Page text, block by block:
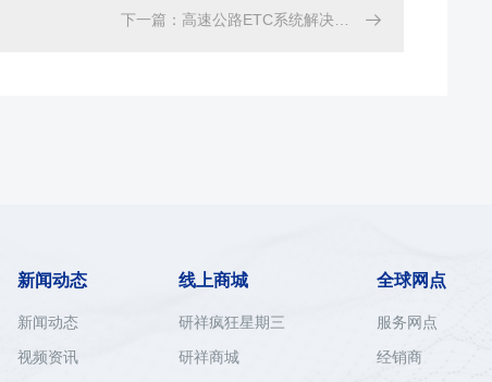
下一篇 ： 高速公路ETC系统解决方案 
新闻动态
新闻动态
视频资讯
线上商城
研祥疯狂星期三
研祥商城
全球网点
服务网点
经销商